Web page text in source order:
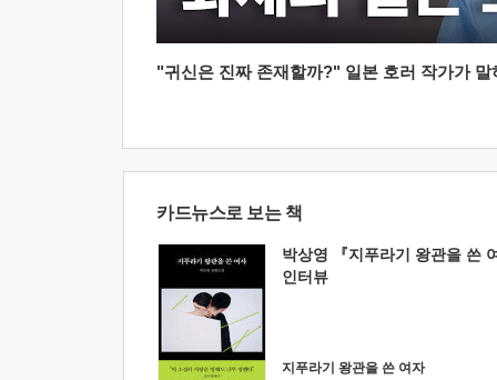
"귀신은 진짜 존재할까?" 일본 호러 작가가
카드뉴스로 보는 책
박상영 『지푸라기 왕관을 쓴
인터뷰
지푸라기 왕관을 쓴 여자